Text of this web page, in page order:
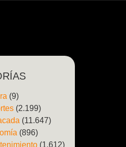
(9)
(2.199)
(11.647)
(896)
(1.612)